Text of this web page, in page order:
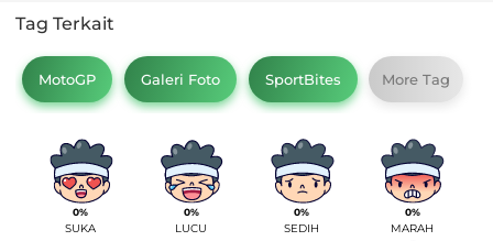
Tag Terkait
MotoGP Galeri Foto SportBites More Tag
0%
SUKA
0%
LUCU
0%
SEDIH
0%
MARAH